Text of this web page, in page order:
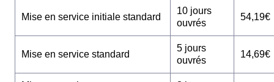
Mise en service initiale standard
10 jours
ouvrés
54,19€
Mise en service standard
5 jours
ouvrés
14,69€